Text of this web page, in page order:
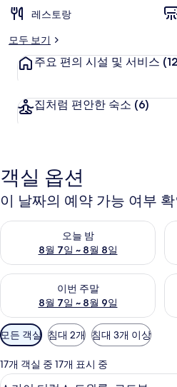
레스토랑
모두 보기
주요 편의 시설 및 서비스
집처럼 편안한 숙소 (6)
객실 옵션
이 날짜의 예약 가능 여부 확
오늘 밤
8월 7일 ~ 8월 8일
오늘 밤 예약 가능 여부 확인, 8월 7
이번 주말
8월 7일 ~ 8월 9일
이번 주말 예약 가능 여부 확인, 8월
객
실
에
사
모든 객실 침대 2개 침대 3개 이상
17개 객실 중 17개 표시 중
스
저